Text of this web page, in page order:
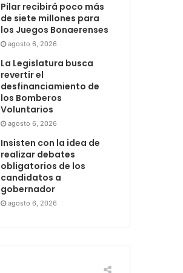
Pilar recibirá poco más
de siete millones para
los Juegos Bonaerenses
agosto 6, 2026
La Legislatura busca
revertir el
desfinanciamiento de
los Bomberos
Voluntarios
agosto 6, 2026
Insisten con la idea de
realizar debates
obligatorios de los
candidatos a
gobernador
agosto 6, 2026